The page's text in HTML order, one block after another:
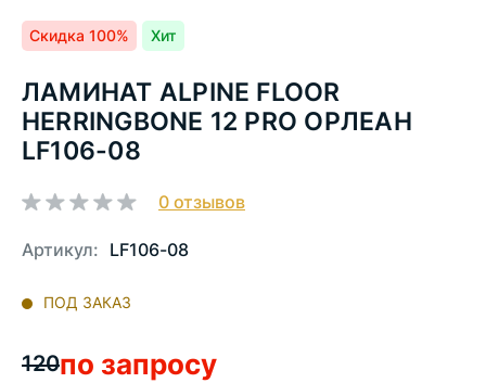
Скидка 100% Хит
ЛАМИНАТ ALPINE FLOOR
HERRINGBONE 12 PRO ОРЛЕАН
LF106-08
0 отзывов
Артикул: LF106-08
ПОД ЗАКАЗ
120по запросу